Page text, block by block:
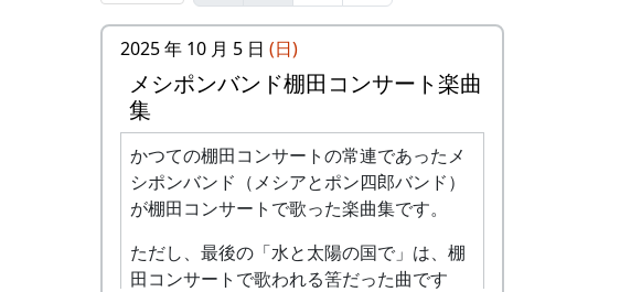
2025 年 10 月 5 日 (日)
メシポンバンド棚田コンサート楽曲
集
かつての棚田コンサートの常連であったメ
シポンバンド（メシアとポン四郎バンド）
が棚田コンサートで歌った楽曲集です。
ただし、最後の「水と太陽の国で」は、棚
田コンサートで歌われる筈だった曲です